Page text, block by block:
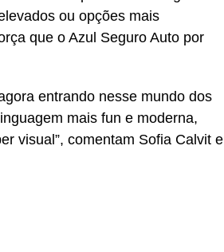
ou opções mais
que o Azul Seguro Auto por
entrando nesse mundo dos
mais fun e moderna,
visual”, comentam Sofia Calvit e